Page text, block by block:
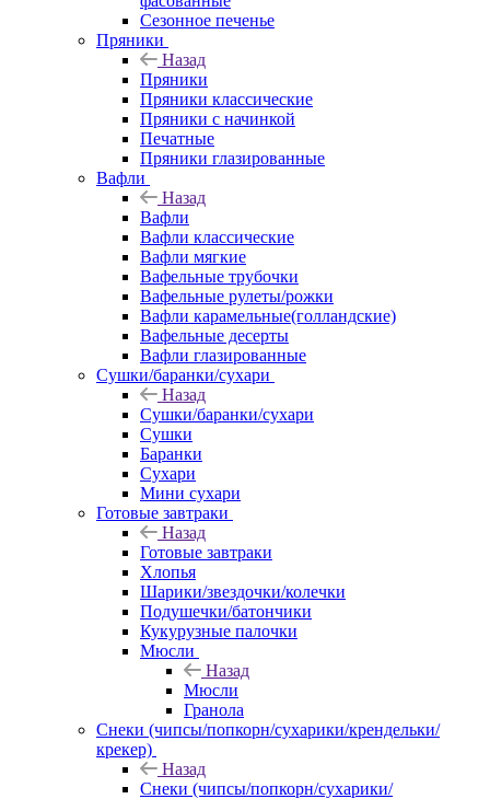
Сезонное печенье
Пряники
Назад
Пряники
Пряники классические
Пряники с начинкой
Печатные
Пряники глазированные
Вафли
Назад
Вафли
Вафли классические
Вафли мягкие
Вафельные трубочки
Вафельные рулеты/рожки
Вафли карамельные(голландские)
Вафельные десерты
Вафли глазированные
Сушки/баранки/сухари
Назад
Сушки/баранки/сухари
Сушки
Баранки
Сухари
Мини сухари
Готовые завтраки
Назад
Готовые завтраки
Хлопья
Шарики/звездочки/колечки
Подушечки/батончики
Кукурузные палочки
Мюсли
Назад
Мюсли
Гранола
Снеки (чипсы/попкорн/сухарики/крендельки/
крекер)
Назад
Снеки (чипсы/попкорн/сухарики/